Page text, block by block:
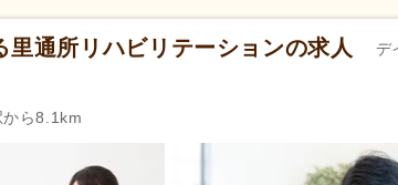
通所リハビリテーションの求人 デ
ら8.1km